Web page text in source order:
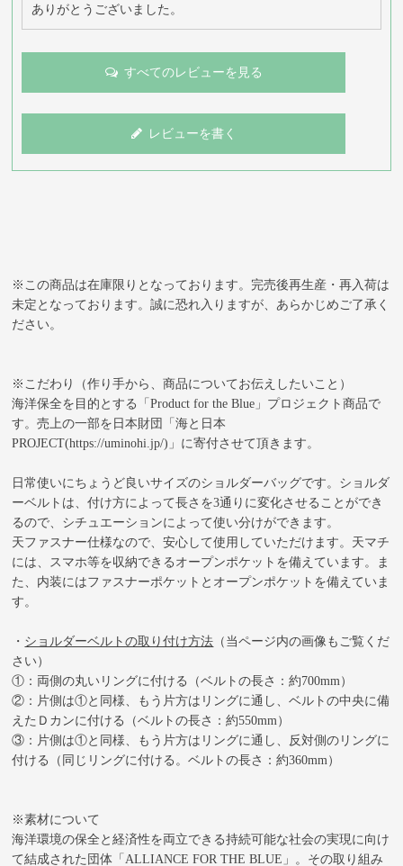
ありがとうございました。
すべてのレビューを見る
レビューを書く
※この商品は在庫限りとなっております。完売後再生産・再入荷は
未定となっております。誠に恐れ入りますが、あらかじめご了承く
ださい。
※こだわり（作り手から、商品についてお伝えしたいこと）
海洋保全を目的とする「Product for the Blue」プロジェクト商品で
す。売上の一部を日本財団「海と日本
PROJECT(https://uminohi.jp/)」に寄付させて頂きます。
日常使いにちょうど良いサイズのショルダーバッグです。ショルダ
ーベルトは、付け方によって長さを3通りに変化させることができ
るので、シチュエーションによって使い分けができます。
天ファスナー仕様なので、安心して使用していただけます。天マチ
には、スマホ等を収納できるオープンポケットを備えています。ま
た、内装にはファスナーポケットとオープンポケットを備えていま
す。
・ ショルダーベルトの取り付け方法 （当ページ内の画像もご覧くだ
さい）
①：両側の丸いリングに付ける（ベルトの長さ：約700mm）
②：片側は①と同様、もう片方はリングに通し、ベルトの中央に備
えたＤカンに付ける（ベルトの長さ：約550mm）
③：片側は①と同様、もう片方はリングに通し、反対側のリングに
付ける（同じリングに付ける。ベルトの長さ：約360mm）
※素材について
海洋環境の保全と経済性を両立できる持続可能な社会の実現に向け
て結成された団体「ALLIANCE FOR THE BLUE」。その取り組み